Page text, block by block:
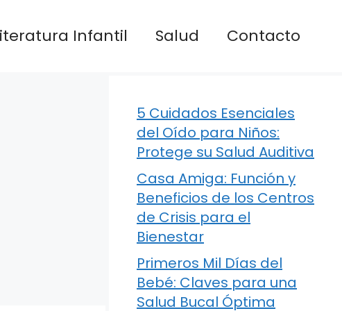
Infantil Salud Contacto
5 Cuidados Esenciales
del Oído para Niños:
Protege su Salud Auditiva
Casa Amiga: Función y
Beneficios de los Centros
de Crisis para el
Bienestar
Primeros Mil Días del
Bebé: Claves para una
Salud Bucal Óptima